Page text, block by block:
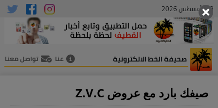
08 , أغسطس 2026
صحيفة الخط الالكترونية عنا تواصل معنا
صيفك بارد مع عروض Z.V.C